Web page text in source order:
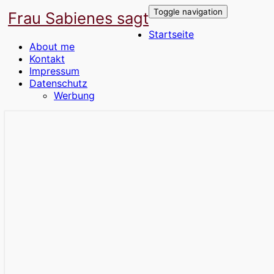
Toggle navigation
Frau Sabienes sagt
Startseite
About me
Kontakt
Impressum
Datenschutz
Werbung